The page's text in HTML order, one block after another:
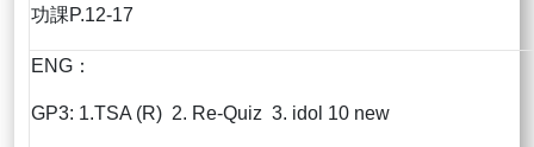
功課P.12-17
ENG：
GP3: 1.TSA (R) 2. Re-Quiz 3. idol 10 new